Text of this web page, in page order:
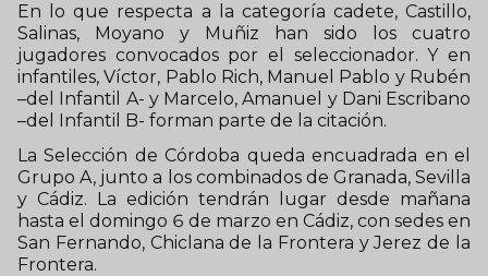
En lo que respecta a la categoría cadete, Castillo,
Salinas, Moyano y Muñiz han sido los cuatro
jugadores convocados por el seleccionador. Y en
infantiles, Víctor, Pablo Rich, Manuel Pablo y Rubén
–del Infantil A- y Marcelo, Amanuel y Dani Escribano
–del Infantil B- forman parte de la citación.
La Selección de Córdoba queda encuadrada en el
Grupo A, junto a los combinados de Granada, Sevilla
y Cádiz. La edición tendrán lugar desde mañana
hasta el domingo 6 de marzo en Cádiz, con sedes en
San Fernando, Chiclana de la Frontera y Jerez de la
Frontera.